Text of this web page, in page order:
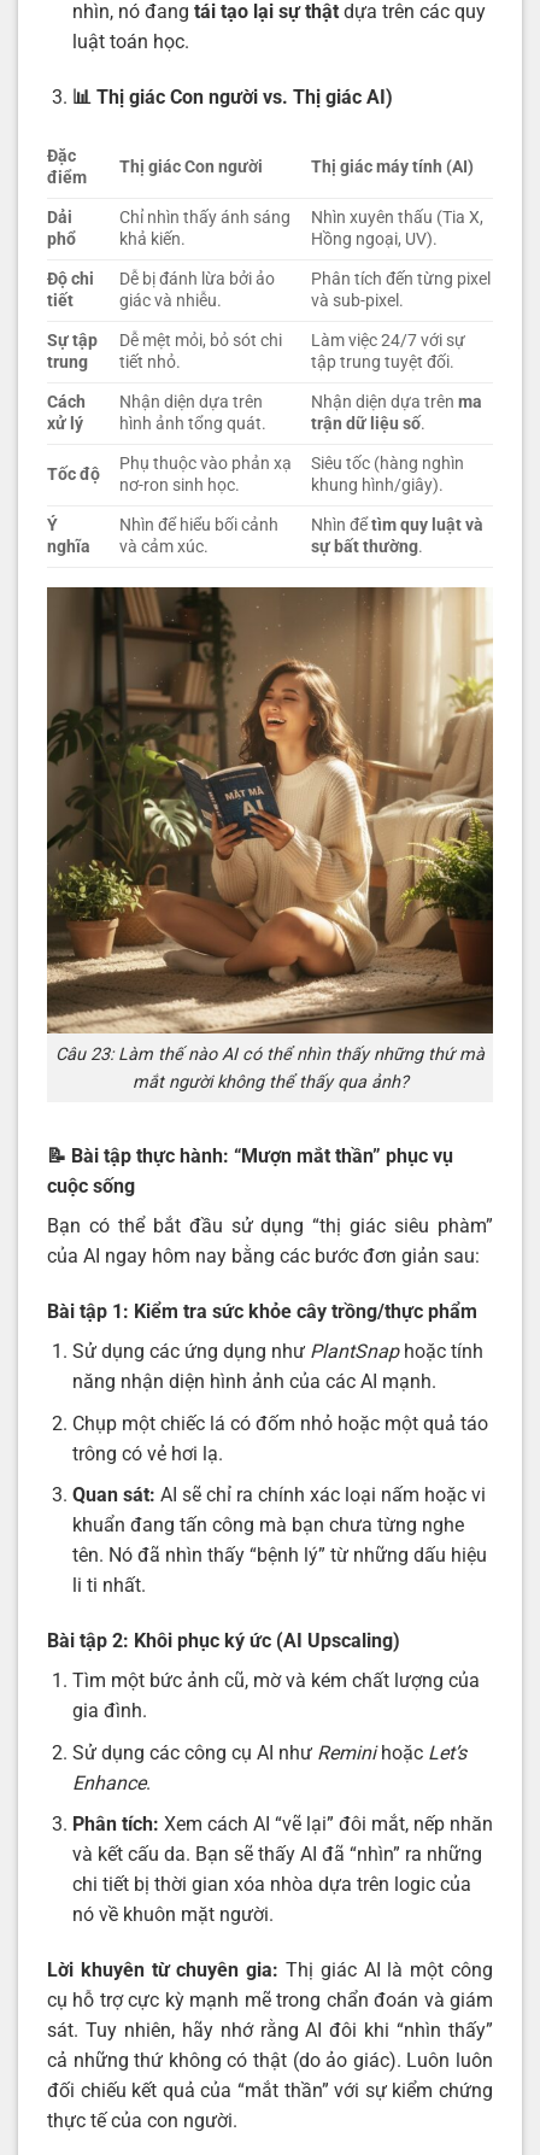
nhìn, nó đang tái tạo lại sự thậtdựa trên các quy
luật toán học.
📊 Thị giác Con người vs. Thị giác AI)
Đặc
điểm
Thị giác Con người Thị giác máy tính (AI)
Dải
phổ
Chỉ nhìn thấy ánh sáng
khả kiến.
Nhìn xuyên thấu (Tia X,
Hồng ngoại, UV).
Độ chi
tiết
Dễ bị đánh lừa bởi ảo
giác và nhiễu.
Phân tích đến từng pixel
và sub-pixel.
Sự tập
trung
Dễ mệt mỏi, bỏ sót chi
tiết nhỏ.
Làm việc 24/7 với sự
tập trung tuyệt đối.
Cách
xử lý
Nhận diện dựa trên
hình ảnh tổng quát.
Nhận diện dựa trênma
trận dữ liệu số.
Tốc độ
Phụ thuộc vào phản xạ
nơ-ron sinh học.
Siêu tốc (hàng nghìn
khung hình/giây).
Ý
nghĩa
Nhìn để hiểu bối cảnh
và cảm xúc.
Nhìn đểtìm quy luật và
sự bất thường.
Câu 23: Làm thế nào AI có thể nhìn thấy những thứ mà
mắt người không thể thấy qua ảnh?
📝 Bài tập thực hành: “Mượn mắt thần” phục vụ
cuộc sống
Bạn có thể bắt đầu sử dụng “thị giác siêu phàm”
của AI ngay hôm nay bằng các bước đơn giản sau:
Bài tập 1: Kiểm tra sức khỏe cây trồng/thực phẩm
Sử dụng các ứng dụng như PlantSnaphoặc tính
năng nhận diện hình ảnh của các AI mạnh.
Chụp một chiếc lá có đốm nhỏ hoặc một quả táo
trông có vẻ hơi lạ.
Quan sát: AI sẽ chỉ ra chính xác loại nấm hoặc vi
khuẩn đang tấn công mà bạn chưa từng nghe
tên. Nó đã nhìn thấy “bệnh lý” từ những dấu hiệu
li ti nhất.
Bài tập 2: Khôi phục ký ức (AI Upscaling)
Tìm một bức ảnh cũ, mờ và kém chất lượng của
gia đình.
Sử dụng các công cụ AI như Reminihoặc Let’s
Enhance.
Phân tích: Xem cách AI “vẽ lại” đôi mắt, nếp nhăn
và kết cấu da. Bạn sẽ thấy AI đã “nhìn” ra những
chi tiết bị thời gian xóa nhòa dựa trên logic của
nó về khuôn mặt người.
Lời khuyên từ chuyên gia: Thị giác AI là một công
cụ hỗ trợ cực kỳ mạnh mẽ trong chẩn đoán và giám
sát. Tuy nhiên, hãy nhớ rằng AI đôi khi “nhìn thấy”
cả những thứ không có thật (do ảo giác). Luôn luôn
đối chiếu kết quả của “mắt thần” với sự kiểm chứng
thực tế của con người.